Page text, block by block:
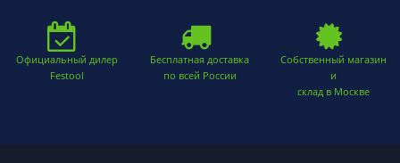
Официальный дилер
Festool
Бесплатная доставка
по всей России
Собственный магазин
и
склад в Москве